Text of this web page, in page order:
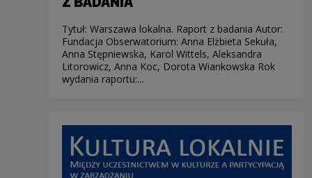
Tytuł: Warszawa lokalna. Raport z badania Autor:
Fundacja Obserwatorium: Anna Elżbieta Sekuła,
Anna Stępniewska, Karol Wittels, Aleksandra
Litorowicz, Anna Koc, Dorota Wiankowska Rok
wydania raportu:...